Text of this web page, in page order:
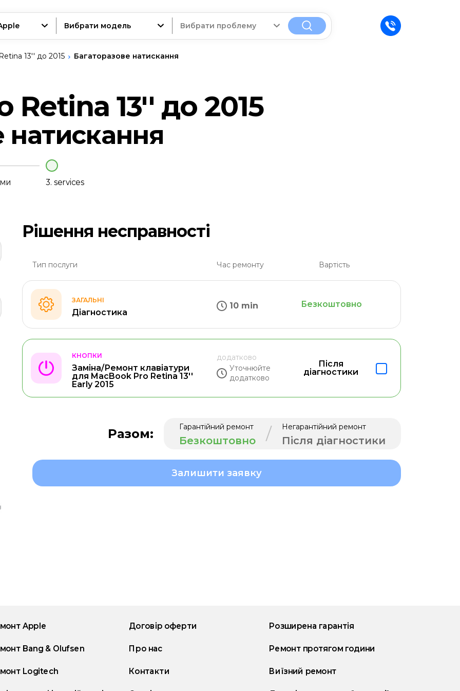
Вибрати модель Вибрати проблему
13'' до 2015 Багаторазове натискання
Retina 13'' до 2015
натискання
3. services
Рішення несправності
Тип послуги Час ремонту Вартість
ЗАГАЛЬНІ
Діагностика
10 min Безкоштовно
КНОПКИ
Заміна/Ремонт клавіатури
для MacBook Pro Retina 13''
Early 2015
додатково
Уточнюйте
додатково
Після
діагностики
Разом: Гарантійний ремонт
Безкоштовно / Негарантійний ремонт
Після діагностики
Залишити заявку
Apple
Bang & Olufsen
Logitech
Договір оферти
Про нас
Контакти
Розширена гарантія
Ремонт протягом години
Виїзний ремонт